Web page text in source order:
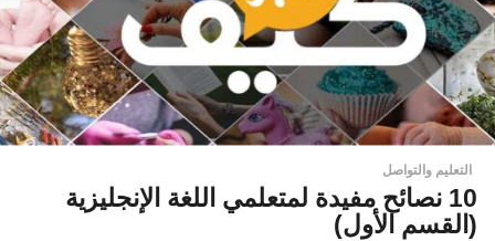
التعليم والتواصل
10 نصائح مفيدة لمتعلمي اللغة الإنجليزية
(القسم الأول)